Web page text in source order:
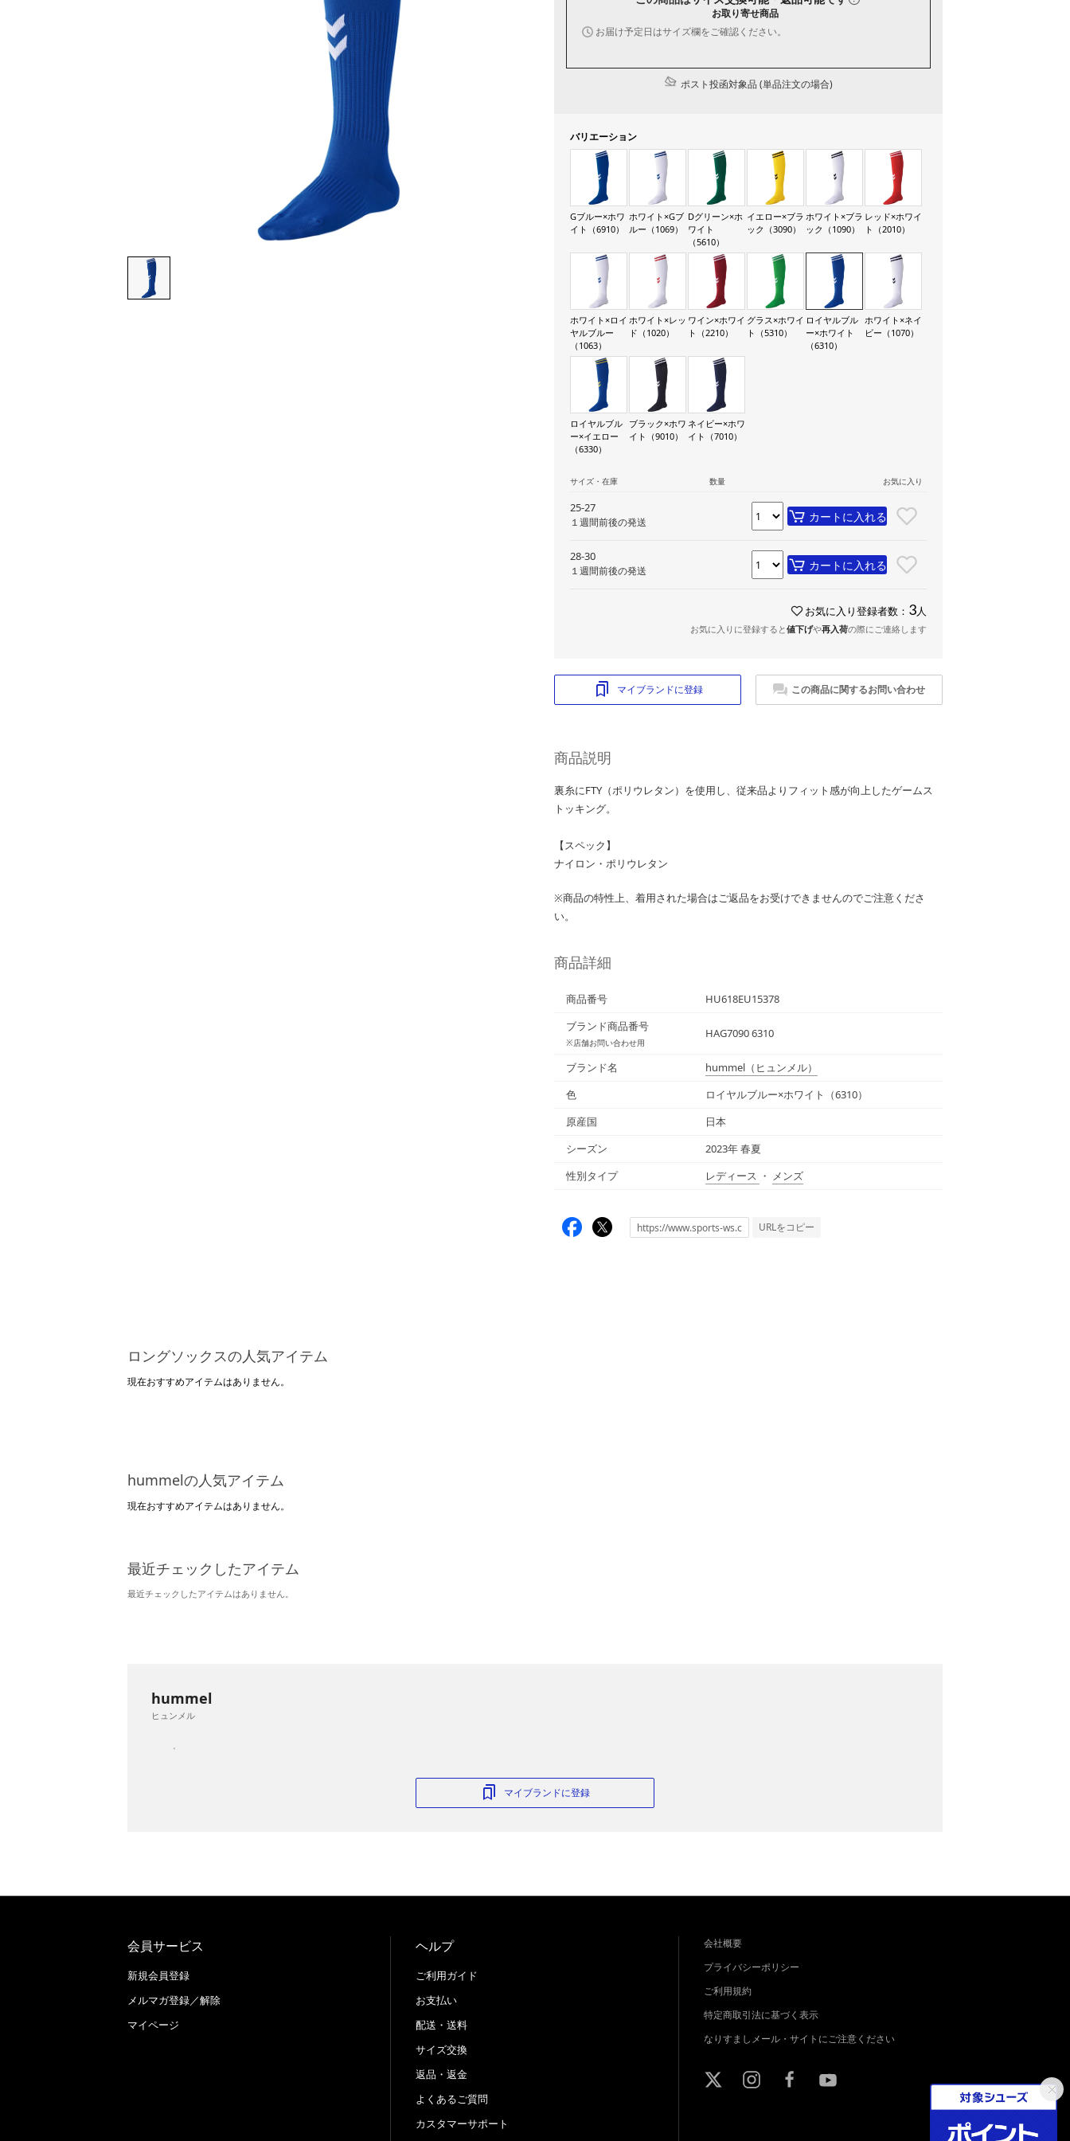
お取り寄せ商品
お届け予定日はサイズ欄をご確認ください。
ポスト投函対象品 (単品注文の場合)
バリエーション
Gブルー×ホワ
イト（6910）
ホワイト×Gブ
ルー（1069）
Dグリーン×ホ
ワイト
（5610）
イエロー×ブラ
ック（3090）
ホワイト×ブラ
ック（1090）
レッド×ホワイ
ト（2010）
ホワイト×ロイ
ヤルブルー
（1063）
ホワイト×レッ
ド（1020）
ワイン×ホワイ
ト（2210）
グラス×ホワイ
ト（5310）
ロイヤルブル
ー×ホワイト
（6310）
ホワイト×ネイ
ビー（1070）
ロイヤルブル
ー×イエロー
（6330）
ブラック×ホワ
イト（9010）
ネイビー×ホワ
イト（7010）
サイズ・在庫 数量 お気に入り
25-27
１週間前後の発送 カートに入れる
28-30
１週間前後の発送 カートに入れる
お気に入り登録者数： 3 人
お気に入りに登録すると値下げや再入荷の際にご連絡します
マイブランドに登録 この商品に関するお問い合わせ
商品説明
裏糸にFTY（ポリウレタン）を使用し、従来品よりフィット感が向上したゲームス
トッキング。
【スペック】
ナイロン・ポリウレタン
※商品の特性上、着用された場合はご返品をお受けできませんのでご注意くださ
い。
商品詳細
商品番号
HU618EU15378
ブランド商品番号
※店舗お問い合わせ用
HAG7090 6310
ブランド名 hummel （ヒュンメル）
色
ロイヤルブルー×ホワイト（6310）
原産国
日本
シーズン
2023年 春夏
性別タイプ
レディース ・ メンズ
URLをコピー
ロングソックスの人気アイテム
現在おすすめアイテムはありません。
hummelの人気アイテム
現在おすすめアイテムはありません。
最近チェックしたアイテム
最近チェックしたアイテムはありません。
hummel
ヒュンメル
マイブランドに登録
会員サービス
新規会員登録
メルマガ登録／解除
マイページ
ヘルプ
ご利用ガイド
お支払い
配送・送料
サイズ交換
返品・返金
よくあるご質問
カスタマーサポート
会社概要
プライバシーポリシー
ご利用規約
特定商取引法に基づく表示
なりすましメール・サイトにご注意ください